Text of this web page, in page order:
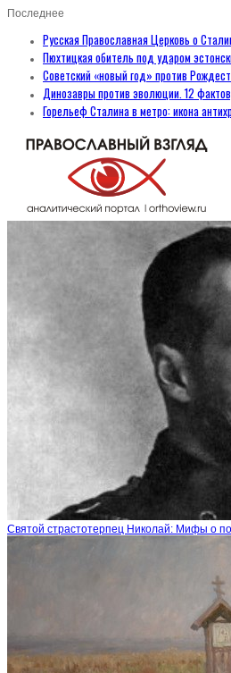
Последнее
Русская Православная Церковь о
Пюхтицкая обитель под ударом
Советский «новый год» против
Динозавры против эволюции. 12
Горельеф Сталина в метро: икона
Святой страстотерпец Николай: Мифы о